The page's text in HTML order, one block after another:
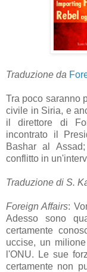
Traduzione da
Tra poco saranno
civile in Siria, e
il direttore di
incontrato il
Bashar al
conflitto in
Traduzione di S.
Foreign Affairs:
Adesso sono
certamente
uccise, un
l'ONU. Le sue
certamente non